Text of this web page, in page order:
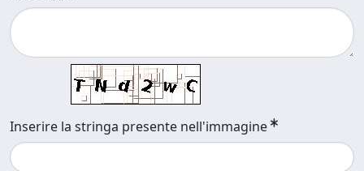
Inserire la stringa presente nell'immagine